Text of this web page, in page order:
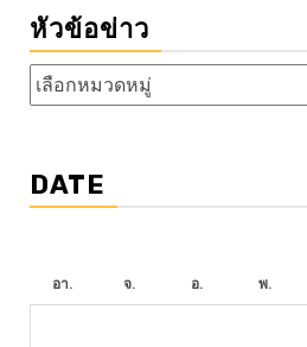
หัวข้อข่าว
หัวข้อ
ข่าว
DATE
อา. จ. อ. พ.